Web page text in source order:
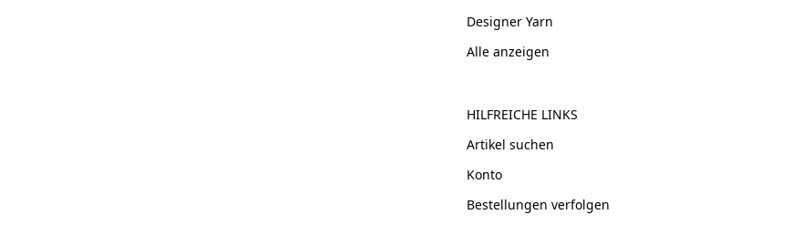
Designer Yarn
Alle anzeigen
HILFREICHE LINKS
Artikel suchen
Konto
Bestellungen verfolgen